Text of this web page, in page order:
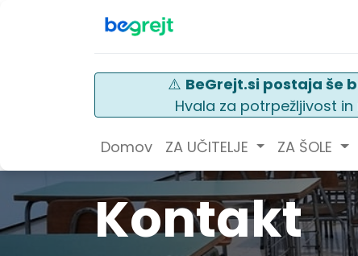
⚠️ BeGrejt.si postaja še
Hvala za potrpežljivost
Domov ZA UČITELJE ZA ŠOLE
Kontakt